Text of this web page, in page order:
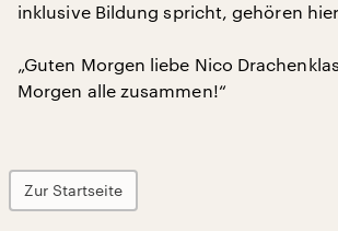
inklusive Bildung spricht, gehören
„Guten Morgen liebe Nico
Morgen alle zusammen!“
Zur Startseite